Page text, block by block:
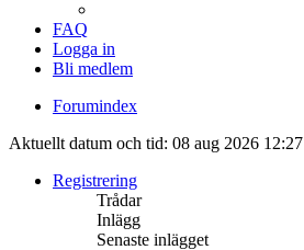
FAQ
Logga in
Bli medlem
Forumindex
Aktuellt datum och tid: 08 aug 2026 12:27
Registrering
Trådar
Inlägg
Senaste inlägget